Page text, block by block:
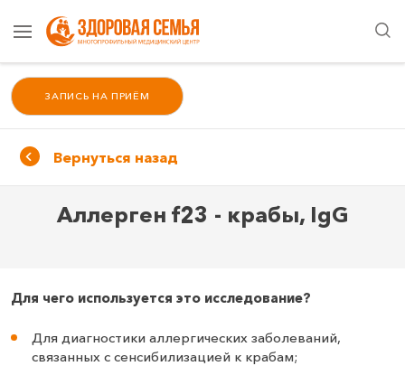
ЗАПИСЬ НА ПРИЁМ
Вернуться назад
Аллерген f23 - крабы, IgG
Для чего используется это исследование?
Для диагностики аллергических заболеваний,
связанных с сенсибилизацией к крабам;